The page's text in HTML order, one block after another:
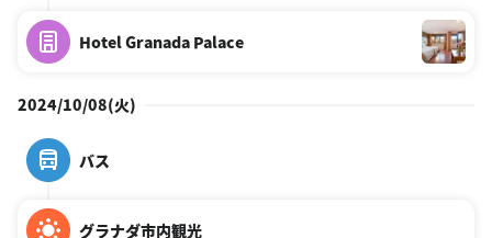
Hotel Granada Palace
2024/10/08(火)
バス
グラナダ市内観光